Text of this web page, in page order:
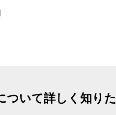
ついて詳しく知り